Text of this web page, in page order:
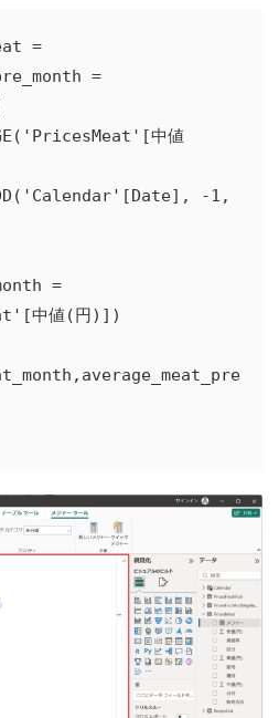
=
=
中値
-1,
=
中値(円)])